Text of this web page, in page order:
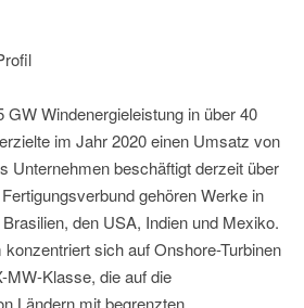
GW Windenergieleistung in über 40
im Jahr 2020 einen Umsatz von
Unternehmen beschäftigt derzeit über
gehören Werke in
den USA, Indien und Mexiko.
sich auf Onshore-Turbinen
MW-Klasse, die auf die